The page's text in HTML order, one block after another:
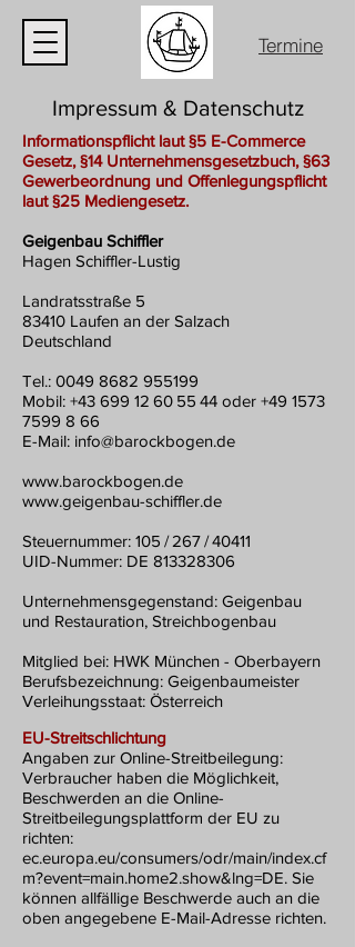
Termine
Impressum & Datenschutz
Informationspflicht laut §5 E-Commerce
Gesetz, §14 Unternehmensgesetzbuch, §63
Gewerbeordnung und Offenlegungspflicht
laut §25 Mediengesetz.
Geigenbau Schiffler
Hagen Schiffler-Lustig
Landratsstraße 5
83410 Laufen an der Salzach
Deutschland
Tel.: 0049 8682 955199
Mobil: +43 699 12 60 55 44 oder +49 1573
7599 8 66
E-Mail: info@barockbogen.de
www.barockbogen.de
www.geigenbau-schiffler.de
Steuernummer: 105 / 267 / 40411
UID-Nummer: DE 813328306
Unternehmensgegenstand: Geigenbau
und Restauration, Streichbogenbau
Mitglied bei: HWK München - Oberbayern
Berufsbezeichnung: Geigenbaumeister
Verleihungsstaat: Österreich
EU-Streitschlichtung
Angaben zur Online-Streitbeilegung:
Verbraucher haben die Möglichkeit,
Beschwerden an die Online-
Streitbeilegungsplattform der EU zu
richten:
ec.europa.eu/consumers/odr/main/index.cf
m?event=main.home2.show&lng=DE. Sie
können allfällige Beschwerde auch an die
oben angegebene E-Mail-Adresse richten.